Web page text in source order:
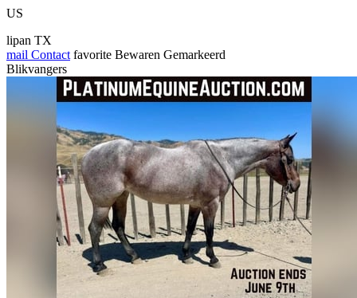
US
lipan TX
mail Contact favorite Bewaren Gemarkeerd
Blikvangers